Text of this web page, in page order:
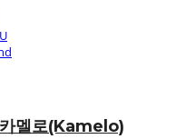
멜로(Kamelo)